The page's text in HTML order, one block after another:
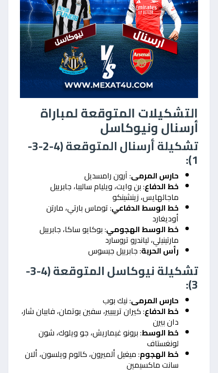
التشكيلات المتوقعة لمباراة
أرسنال ونيوكاسل
تشكيلة أرسنال المتوقعة (4-2-3-
1):
حارس المرمى: آرون رامسديل
خط الدفاع: بن وايت، ويليام ساليبا، جابرييل
ماجالهايس، زينشينكو
خط الوسط الدفاعي: توماس بارتي، مارتن
أوديغارد
خط الوسط الهجومي: بوكايو ساكا، جابرييل
مارتينيلي، لياندرو تروسارد
رأس الحربة: جابرييل جيسوس
تشكيلة نيوكاسل المتوقعة (4-3-
3):
حارس المرمى: نيك بوب
خط الدفاع: كيران تريبيير، سفين بوتمان، فابيان شار،
دان بيرن
خط الوسط: برونو غيماريش، جو ويلوك، شون
لونغستاف
خط الهجوم: ميغيل ألميرون، كالوم ويلسون، ألان
سانت ماكسيمين